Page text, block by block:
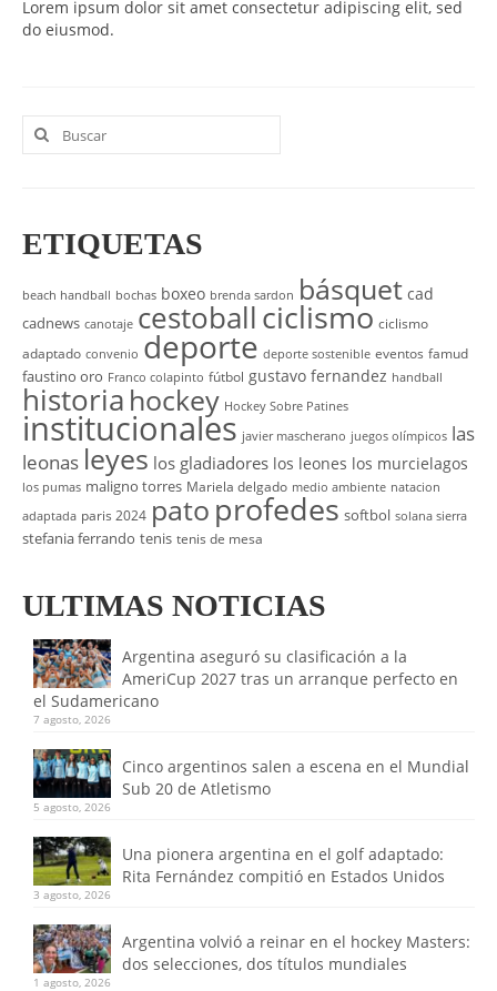
UNIVERSO CAD
CAD FEDERAL
Lorem ipsum dolor sit amet consectetur adipiscing elit, sed
do eiusmod.
Buscar
por:
ETIQUETAS
beach handball bochas boxeo brenda sardon básquet cad
cadnews canotaje cestoballciclismo ciclismo
adaptado convenio deporte deporte sostenible eventos famud
faustino oro Franco colapinto fútbol gustavo fernandez handball
historia hockey Hockey Sobre Patines
institucionales javier mascherano juegos olímpicos las
leonas leyes los gladiadores los leones los murcielagos
los pumas maligno torres Mariela delgado medio ambiente natacion
adaptada paris 2024 pato profedes softbol solana sierra
stefania ferrando tenis tenis de mesa
ULTIMAS NOTICIAS
Argentina aseguró su clasificación a la
AmeriCup 2027 tras un arranque perfecto en
el Sudamericano
7 agosto, 2026
Cinco argentinos salen a escena en el Mundial
Sub 20 de Atletismo
5 agosto, 2026
Una pionera argentina en el golf adaptado:
Rita Fernández compitió en Estados Unidos
3 agosto, 2026
Argentina volvió a reinar en el hockey Masters:
dos selecciones, dos títulos mundiales
1 agosto, 2026